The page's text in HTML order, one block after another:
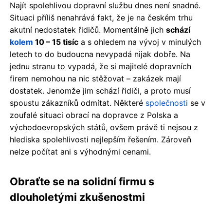
Najít spolehlivou dopravní službu dnes není snadné.
Situaci příliš nenahrává fakt, že je na českém trhu
akutní nedostatek řidičů. Momentálně jich schází
kolem 10 – 15 tisíc a s ohledem na vývoj v minulých
letech to do budoucna nevypadá nijak dobře. Na
jednu stranu to vypadá, že si majitelé dopravních
firem nemohou na nic stěžovat – zakázek mají
dostatek. Jenomže jim schází řidiči, a proto musí
spoustu zákazníků odmítat. Některé společnosti se v
zoufalé situaci obrací na dopravce z Polska a
východoevropských států, ovšem právě ti nejsou z
hlediska spolehlivosti nejlepším řešením. Zároveň
nelze počítat ani s výhodnými cenami.
Obraťte se na solidní firmu s
dlouholetými zkušenostmi